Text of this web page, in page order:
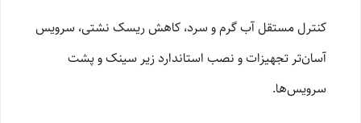
کنترل مستقل آب گرم و سرد، کاهش ریسک نشتی، سرویس
آسان‌تر تجهیزات و نصب استاندارد زیر سینک و پشت
سرویس‌ها.